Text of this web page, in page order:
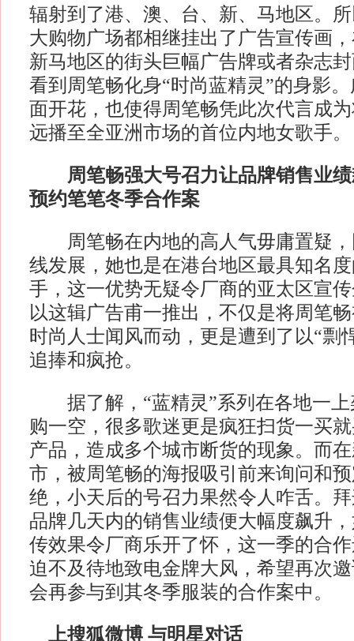
辐射到了港、澳、台、新、马地区。
大购物广场都相继挂出了广告宣传画
新马地区的街头巨幅广告牌或者杂志
看到周笔畅化身“时尚蓝精灵”的身影
面开花，也使得周笔畅凭此次代言成
远播至全亚洲市场的首位内地女歌手。
周笔畅强大号召力让品牌销售业
预约笔笔冬季合作案
周笔畅在内地的高人气毋庸置疑，
线发展，她也是在港台地区最具知名
手，这一优势无疑令厂商的亚太区宣
以这辑广告甫一推出，不仅是将周笔
时尚人士闻风而动，更是遭到了以“剽
追捧和疯抢。
据了解，“蓝精灵”系列在各地一上
购一空，很多歌迷更是疯狂扫货一买
产品，造成多个城市断货的现象。而
市，被周笔畅的海报吸引前来询问和
绝，小天后的号召力果然令人咋舌。
品牌几天内的销售业绩便大幅度飙升
传效果令厂商乐开了怀，这一季的合
迫不及待地致电金牌大风，希望再次
会再参与到其冬季服装的合作案中。
上搜狐微博 与明星对话